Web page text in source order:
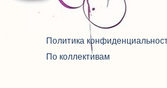
Политика
По коллективам